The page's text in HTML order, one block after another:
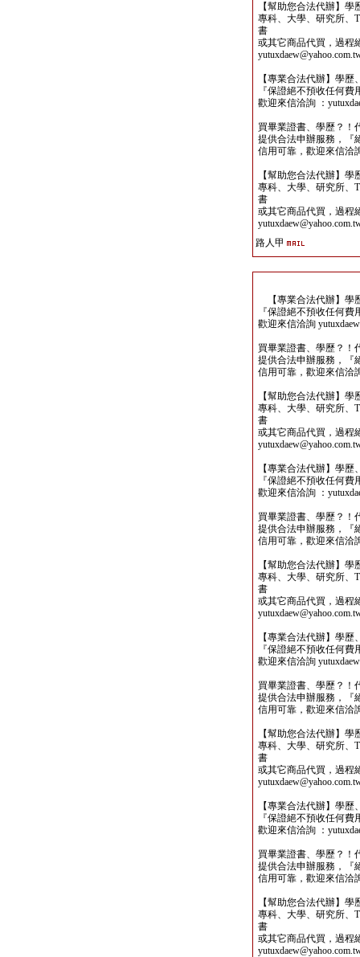
【幫助您合法代辦】
專科、大學、研究所、
書
或其它商品代買，過程
【專業合法代辦】學
『保證絕不預收任何
歡迎來信洽詢 ：
買畢業證書、學歷？！
提供合法申辦服務，『
信用可靠，歡迎來信洽
【幫助您合法代辦】
專科、大學、研究所、
書
或其它商品代買，過程
路人甲
【專業合法代辦】學
『保證絕不預收任何
歡迎來信洽詢
買畢業證書、學歷？！
提供合法申辦服務，『
信用可靠，歡迎來信洽
【幫助您合法代辦】
專科、大學、研究所、
書
或其它商品代買，過程
【專業合法代辦】學
『保證絕不預收任何
歡迎來信洽詢 ：
買畢業證書、學歷？！
提供合法申辦服務，『
信用可靠，歡迎來信洽
【幫助您合法代辦】
專科、大學、研究所、
書
或其它商品代買，過程
【專業合法代辦】學
『保證絕不預收任何
歡迎來信洽詢
買畢業證書、學歷？！
提供合法申辦服務，『
信用可靠，歡迎來信洽
【幫助您合法代辦】
專科、大學、研究所、
書
或其它商品代買，過程
【專業合法代辦】學
『保證絕不預收任何
歡迎來信洽詢 ：
買畢業證書、學歷？！
提供合法申辦服務，『
信用可靠，歡迎來信洽
【幫助您合法代辦】
專科、大學、研究所、
書
或其它商品代買，過程